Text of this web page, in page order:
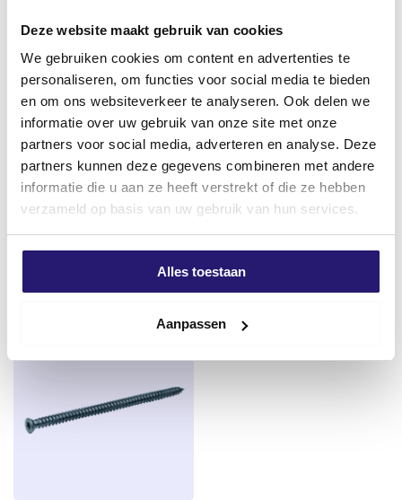
Deze website maakt gebruik van cookies
We gebruiken cookies om content en advertenties te
personaliseren, om functies voor social media te bieden
en om ons websiteverkeer te analyseren. Ook delen we
informatie over uw gebruik van onze site met onze
partners voor social media, adverteren en analyse. Deze
partners kunnen deze gegevens combineren met andere
informatie die u aan ze heeft verstrekt of die ze hebben
verzameld op basis van uw gebruik van hun services.
Alles toestaan
Aanpassen
SilverMate Outdoor-Schrauben
4,0×40 AR-beschichtet
Teilgewinde TX-20 200 Stück
€ 8,54
professional Hochklebende
Dichtungsmasse G70 weiß
290ml
Ursprünglicher
€ 5,50
€4,80Aktueller
€ 4,80.
Auf Lager